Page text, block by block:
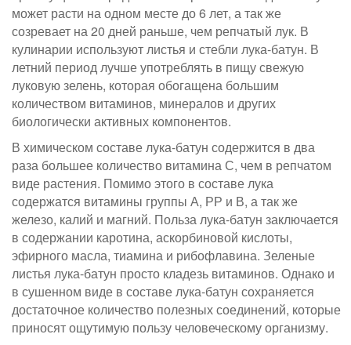
может расти на одном месте до 6 лет, а так же
созревает на 20 дней раньше, чем репчатый лук. В
кулинарии используют листья и стебли лука-батун. В
летний период лучше употреблять в пищу свежую
луковую зелень, которая обогащена большим
количеством витаминов, минералов и других
биологически активных компонентов.
В химическом составе лука-батун содержится в два
раза большее количество витамина С, чем в репчатом
виде растения. Помимо этого в составе лука
содержатся витамины группы А, РР и В, а так же
железо, калий и магний. Польза лука-батун заключается
в содержании каротина, аскорбиновой кислоты,
эфирного масла, тиамина и рибофлавина. Зеленые
листья лука-батун просто кладезь витаминов. Однако и
в сушенном виде в составе лука-батун сохраняется
достаточное количество полезных соединений, которые
приносят ощутимую пользу человеческому организму.